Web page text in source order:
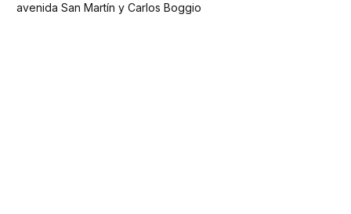
avenida San Martín y Carlos Boggio